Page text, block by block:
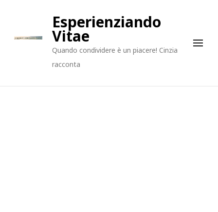
Esperienziando
Vitae
Quando condividere è un piacere! Cinzia
racconta